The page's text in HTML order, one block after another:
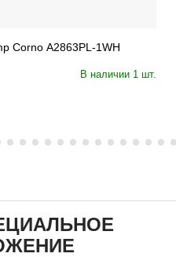
Arte Lamp Corno A2863PL-1WH
В наличии 1 шт.